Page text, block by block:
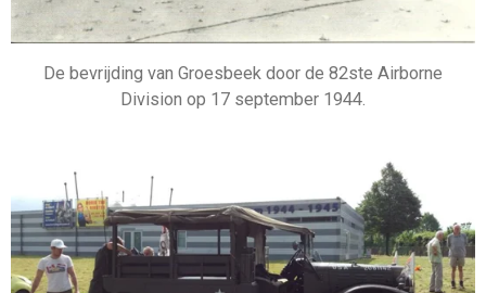
De bevrijding van Groesbeek door de 82ste Airborne
Division op 17 september 1944.